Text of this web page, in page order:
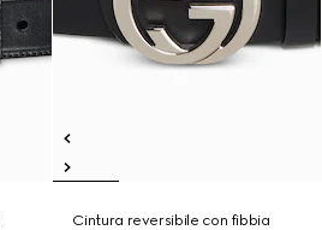
Cintura reversibile con fibbia